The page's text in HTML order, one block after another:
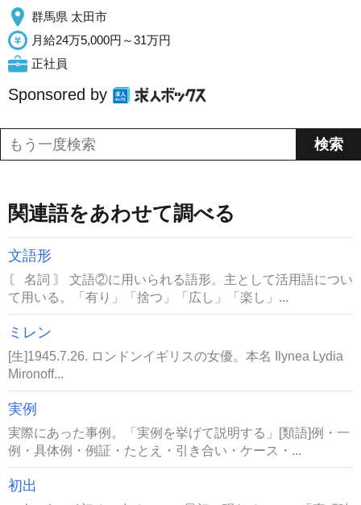
群馬県 太田市
月給24万5,000円～31万円
正社員
Sponsored by
関連語をあわせて調べる
文語形
〘 名詞 〙 文語②に用いられる語形。主として活用語につい
て用いる。「有り」「捨つ」「広し」「楽し」...
ミレン
[生]1945.7.26. ロンドンイギリスの女優。本名 Ilynea Lydia
Mironoff...
実例
実際にあった事例。「実例を挙げて説明する」[類語]例・一
例・具体例・例証・たとえ・引き合い・ケース・...
初出